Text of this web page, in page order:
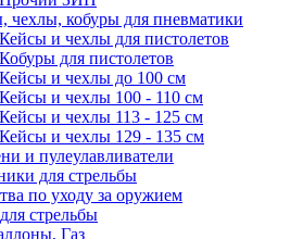
чехлы, кобуры для пневматики
Кейсы и чехлы для пистолетов
Кобуры для пистолетов
Кейсы и чехлы до 100 см
Кейсы и чехлы 100 - 110 см
Кейсы и чехлы 113 - 125 см
Кейсы и чехлы 129 - 135 см
и пулеулавливатели
для стрельбы
по уходу за оружием
стрельбы
Газ